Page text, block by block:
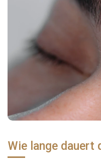
Wie lange dauert